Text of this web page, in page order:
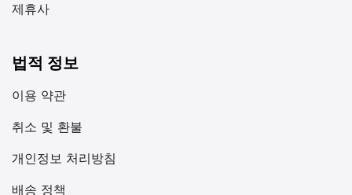
제휴사
법적 정보
이용 약관
취소 및 환불
개인정보 처리방침
배송 정책